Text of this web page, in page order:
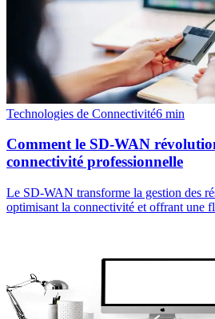
Technologies de Connectivité6 min
Comment le SD-WAN
connectivité professionnelle
Le SD-WAN transforme la gestion des
optimisant la connectivité et offrant une